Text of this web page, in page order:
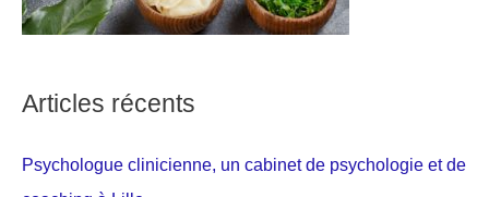
Articles récents
Psychologue clinicienne, un cabinet de psychologie et de